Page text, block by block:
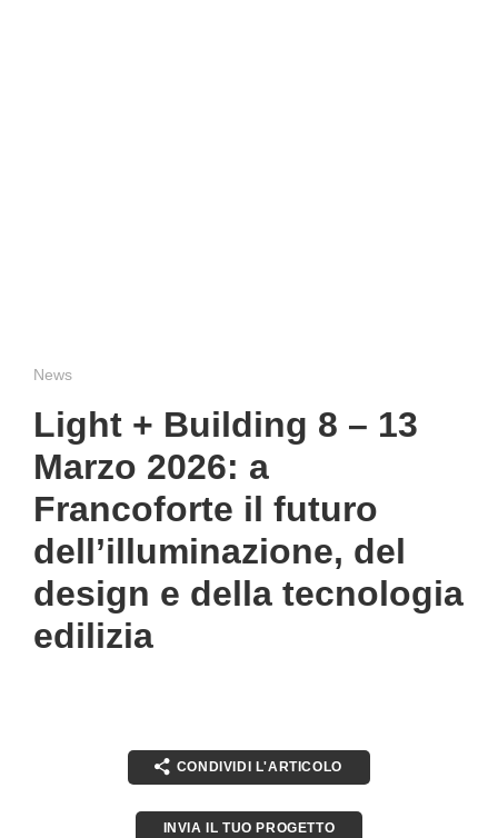
News
Light + Building 8 – 13
Marzo 2026: a
Francoforte il futuro
dell’illuminazione, del
design e della tecnologia
edilizia
CONDIVIDI L'ARTICOLO
INVIA IL TUO PROGETTO